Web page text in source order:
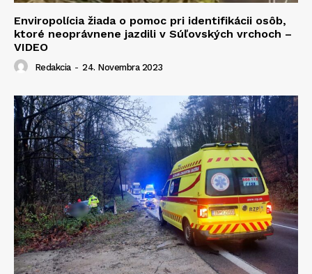
Enviropolícia žiada o pomoc pri identifikácii osôb,
ktoré neoprávnene jazdili v Súľovských vrchoch –
VIDEO
Redakcia - 24. Novembra 2023